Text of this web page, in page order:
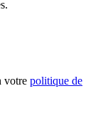
votre politique de